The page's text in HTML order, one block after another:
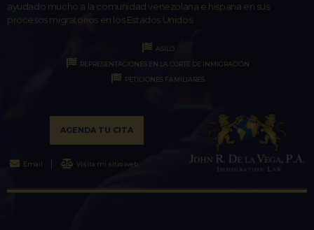
ayudado mucho a la comunidad venezolana e hispana en sus
procesos migratorios en los Estados Unidos.
ASILO
REPRESENTACIONES EN LA CORTE DE INMIGRACIÓN
PETICIONES FAMILIARES
AGENDA TU CITA
Email Visita mi sitio web